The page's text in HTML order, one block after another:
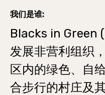
我们是谁:
Blacks in Green
发展非营利组织
区内的绿色、自
合步行的村庄及